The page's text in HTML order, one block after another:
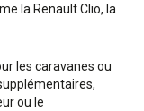
la Renault Clio, la
les caravanes ou
ou le